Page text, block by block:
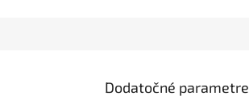
Dodatočné parametre